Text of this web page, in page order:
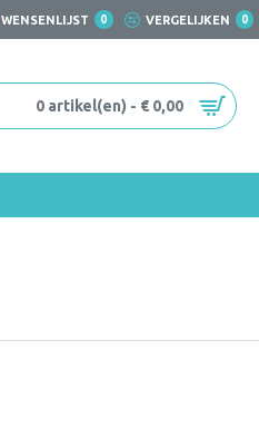
WENSENLIJST 0 VERGELIJKEN 0
0 artikel(en) - € 0,00